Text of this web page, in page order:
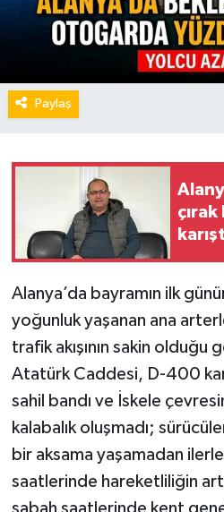
Paylaş
Alanya’da bayramın ilk
yoğunluk yaşanan ana
trafik akışının sakin olduğu
Atatürk Caddesi, D-400
sahil bandı ve İskele
kalabalık oluşmadı;
bir aksama yaşamadan
saatlerinde hareketliliğin